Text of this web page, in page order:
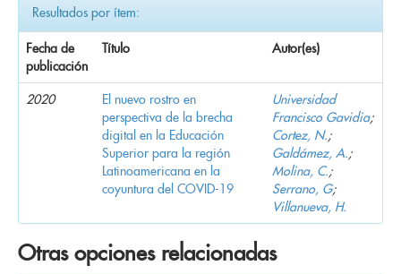
Resultados por ítem:
Fecha de
publicación
Título Autor(es)
2020
El nuevo rostro en
perspectiva de la brecha
digital en la Educación
Superior para la región
Latinoamericana en la
coyuntura del COVID-19
Universidad
Francisco Gavidia;
Cortez, N.;
Galdámez, A.;
Molina, C.;
Serrano, G;
Villanueva, H.
Otras opciones relacionadas